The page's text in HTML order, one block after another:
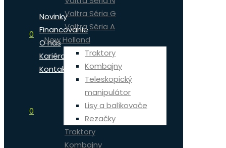
0
Novinky
Financovanie
O nás
Kariéra
Kontakt
0
Valtra Séria G
Valtra Séria A
New Holland
Traktory
Kombajny
Teleskopický
manipulátor
Lisy a balíkovače
Rezačky
Traktory
Kombajny